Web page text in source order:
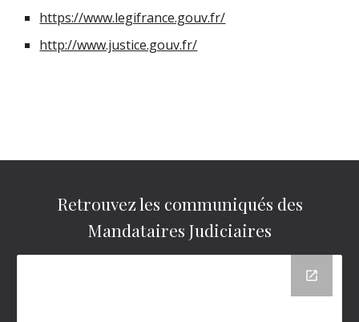
https://www.legifrance.gouv.fr/
http://www.justice.gouv.fr/
Retrouvez les communiqués des
Mandataires Judiciaires